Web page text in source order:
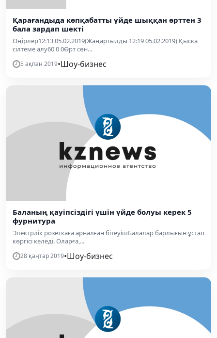
Қарағандыда көпқабатты үйде шыққан өрттен 3
бала зардап шекті
Өңірлер12:13 05.02.2019(Жаңартылды 12:19 05.02.2019) Қысқа
сілтеме алу60 0 0Өрт сөн...
5 ақпан 2019•Шоу-бизнес
Баланың қауіпсіздігі үшін үйде болуы керек 5
фурнитура
Электрлік розеткаға арналған бітеуішБалалар барлығын ұстап
көргісі келеді. Оларға,...
28 қаңтар 2019•Шоу-бизнес